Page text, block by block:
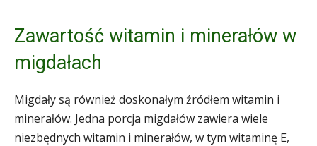
Zawartość witamin i minerałów w
migdałach
Migdały są również doskonałym źródłem witamin i
minerałów. Jedna porcja migdałów zawiera wiele
niezbędnych witamin i minerałów, w tym witaminę E,